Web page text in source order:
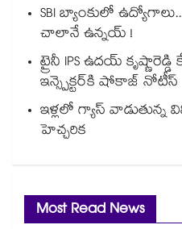
SBI బ్యాంకులో
చాలానే ఉన్నయ్ !
ట్రైనీ IPS ఉదయ్
ఇన్స్పెక్టర్‎కి షోకాజ్ నోటీస్
ఇళ్లలో గ్యాస్
హెచ్చరిక
Most Read News